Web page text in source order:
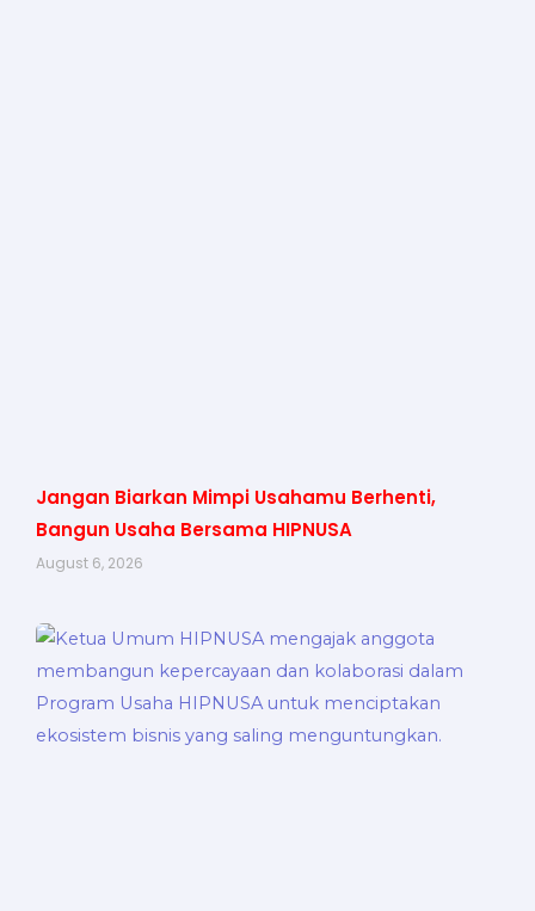
Jangan Biarkan Mimpi Usahamu Berhenti,
Bangun Usaha Bersama HIPNUSA
August 6, 2026